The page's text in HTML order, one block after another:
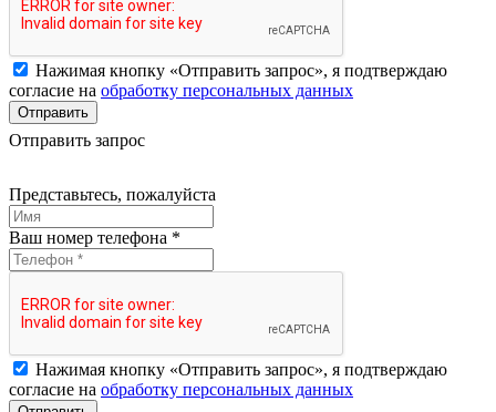
Нажимая кнопку «Отправить запрос», я подтверждаю
согласие на обработку персональных данных
Отправить
Отправить запрос
Представьтесь, пожалуйста
Ваш номер телефона *
Нажимая кнопку «Отправить запрос», я подтверждаю
согласие на обработку персональных данных